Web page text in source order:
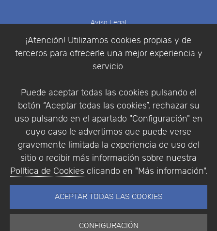
¡Atención! Utilizamos cookies propias y de
terceros para ofrecerle una mejor experiencia y
servicio.
Puede aceptar todas las cookies pulsando el
botón “Aceptar todas las cookies”, rechazar su
uso pulsando en el apartado "Configuración" en
cuyo caso le advertimos que puede verse
gravemente limitada la experiencia de uso del
sitio o recibir más información sobre nuestra
Política de Cookies clicando en "Más información".
ACEPTAR TODAS LAS COOKIES
CONFIGURACIÓN
Aviso Legal
Política de Privacidad
Condiciones de compra
Identificarse
Empresa|Aviso Legal| Política de Privacidad |
Política de Cookies
© Copyright 1994 - 2026. Addlink Software
Científico, S.L.
Portugal.